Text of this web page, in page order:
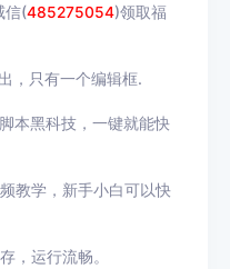
信(485275054)领取福
，只有一个编辑框.
本黑科技，一键就能快
教学，新手小白可以快
，运行流畅。